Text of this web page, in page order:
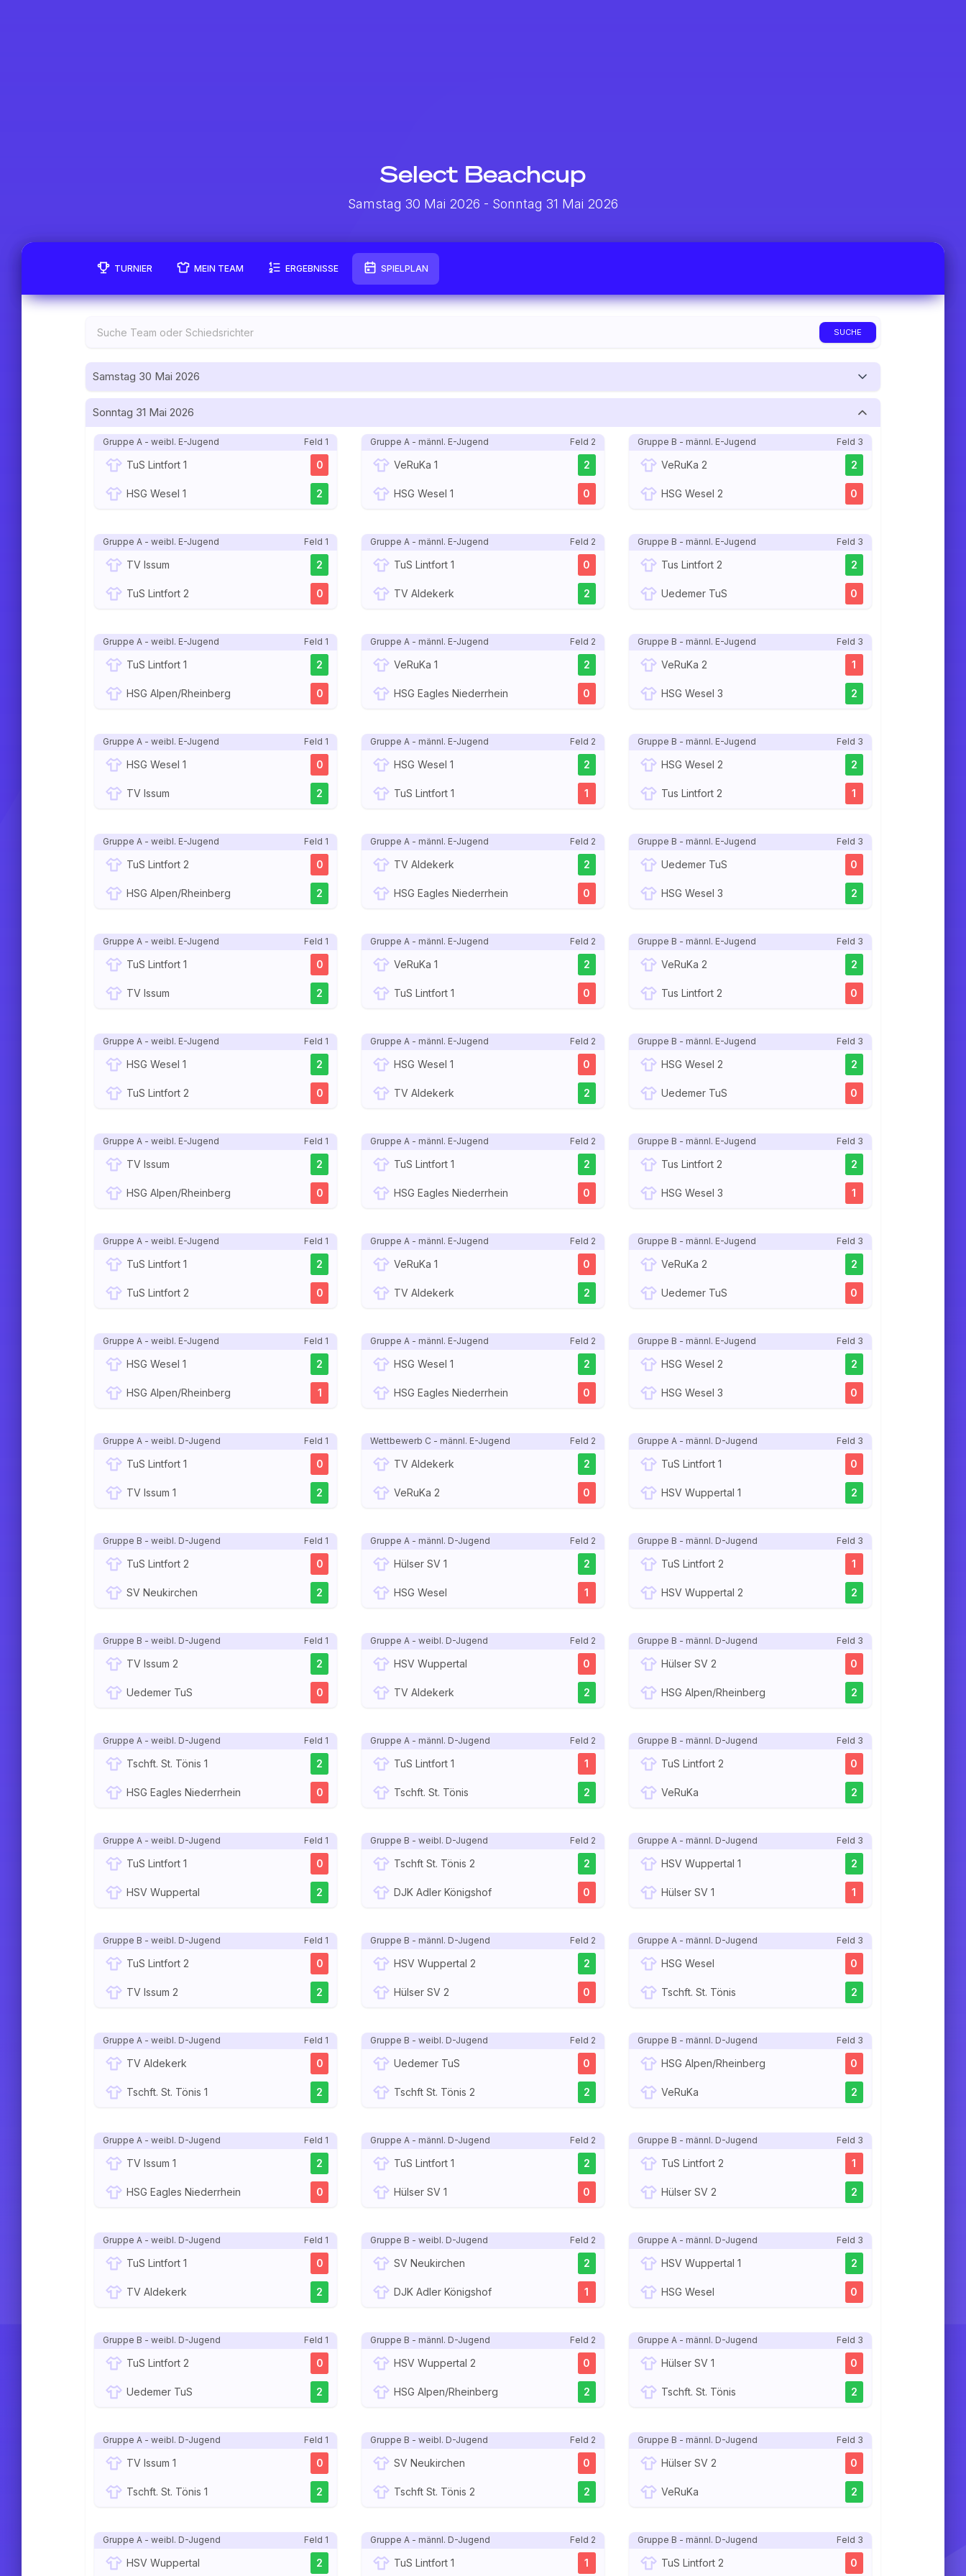
Select Beachcup
Samstag 30 Mai 2026 - Sonntag 31 Mai 2026
TURNIER MEIN TEAM ERGEBNISSE SPIELPLAN
SUCHE
Samstag 30 Mai 2026
Sonntag 31 Mai 2026
Gruppe A - weibl. E-Jugend Feld 1
TuS Lintfort 1 0
HSG Wesel 1 2
Gruppe A - männl. E-Jugend Feld 2
VeRuKa 1 2
HSG Wesel 1 0
Gruppe B - männl. E-Jugend Feld 3
VeRuKa 2 2
HSG Wesel 2 0
Gruppe A - weibl. E-Jugend Feld 1
TV Issum 2
TuS Lintfort 2 0
Gruppe A - männl. E-Jugend Feld 2
TuS Lintfort 1 0
TV Aldekerk 2
Gruppe B - männl. E-Jugend Feld 3
Tus Lintfort 2 2
Uedemer TuS 0
Gruppe A - weibl. E-Jugend Feld 1
TuS Lintfort 1 2
HSG Alpen/Rheinberg 0
Gruppe A - männl. E-Jugend Feld 2
VeRuKa 1 2
HSG Eagles Niederrhein 0
Gruppe B - männl. E-Jugend Feld 3
VeRuKa 2 1
HSG Wesel 3 2
Gruppe A - weibl. E-Jugend Feld 1
HSG Wesel 1 0
TV Issum 2
Gruppe A - männl. E-Jugend Feld 2
HSG Wesel 1 2
TuS Lintfort 1 1
Gruppe B - männl. E-Jugend Feld 3
HSG Wesel 2 2
Tus Lintfort 2 1
Gruppe A - weibl. E-Jugend Feld 1
TuS Lintfort 2 0
HSG Alpen/Rheinberg 2
Gruppe A - männl. E-Jugend Feld 2
TV Aldekerk 2
HSG Eagles Niederrhein 0
Gruppe B - männl. E-Jugend Feld 3
Uedemer TuS 0
HSG Wesel 3 2
Gruppe A - weibl. E-Jugend Feld 1
TuS Lintfort 1 0
TV Issum 2
Gruppe A - männl. E-Jugend Feld 2
VeRuKa 1 2
TuS Lintfort 1 0
Gruppe B - männl. E-Jugend Feld 3
VeRuKa 2 2
Tus Lintfort 2 0
Gruppe A - weibl. E-Jugend Feld 1
HSG Wesel 1 2
TuS Lintfort 2 0
Gruppe A - männl. E-Jugend Feld 2
HSG Wesel 1 0
TV Aldekerk 2
Gruppe B - männl. E-Jugend Feld 3
HSG Wesel 2 2
Uedemer TuS 0
Gruppe A - weibl. E-Jugend Feld 1
TV Issum 2
HSG Alpen/Rheinberg 0
Gruppe A - männl. E-Jugend Feld 2
TuS Lintfort 1 2
HSG Eagles Niederrhein 0
Gruppe B - männl. E-Jugend Feld 3
Tus Lintfort 2 2
HSG Wesel 3 1
Gruppe A - weibl. E-Jugend Feld 1
TuS Lintfort 1 2
TuS Lintfort 2 0
Gruppe A - männl. E-Jugend Feld 2
VeRuKa 1 0
TV Aldekerk 2
Gruppe B - männl. E-Jugend Feld 3
VeRuKa 2 2
Uedemer TuS 0
Gruppe A - weibl. E-Jugend Feld 1
HSG Wesel 1 2
HSG Alpen/Rheinberg 1
Gruppe A - männl. E-Jugend Feld 2
HSG Wesel 1 2
HSG Eagles Niederrhein 0
Gruppe B - männl. E-Jugend Feld 3
HSG Wesel 2 2
HSG Wesel 3 0
Gruppe A - weibl. D-Jugend Feld 1
TuS Lintfort 1 0
TV Issum 1 2
Wettbewerb C - männl. E-Jugend Feld 2
TV Aldekerk 2
VeRuKa 2 0
Gruppe A - männl. D-Jugend Feld 3
TuS Lintfort 1 0
HSV Wuppertal 1 2
Gruppe B - weibl. D-Jugend Feld 1
TuS Lintfort 2 0
SV Neukirchen 2
Gruppe A - männl. D-Jugend Feld 2
Hülser SV 1 2
HSG Wesel 1
Gruppe B - männl. D-Jugend Feld 3
TuS Lintfort 2 1
HSV Wuppertal 2 2
Gruppe B - weibl. D-Jugend Feld 1
TV Issum 2 2
Uedemer TuS 0
Gruppe A - weibl. D-Jugend Feld 2
HSV Wuppertal 0
TV Aldekerk 2
Gruppe B - männl. D-Jugend Feld 3
Hülser SV 2 0
HSG Alpen/Rheinberg 2
Gruppe A - weibl. D-Jugend Feld 1
Tschft. St. Tönis 1 2
HSG Eagles Niederrhein 0
Gruppe A - männl. D-Jugend Feld 2
TuS Lintfort 1 1
Tschft. St. Tönis 2
Gruppe B - männl. D-Jugend Feld 3
TuS Lintfort 2 0
VeRuKa 2
Gruppe A - weibl. D-Jugend Feld 1
TuS Lintfort 1 0
HSV Wuppertal 2
Gruppe B - weibl. D-Jugend Feld 2
Tschft St. Tönis 2 2
DJK Adler Königshof 0
Gruppe A - männl. D-Jugend Feld 3
HSV Wuppertal 1 2
Hülser SV 1 1
Gruppe B - weibl. D-Jugend Feld 1
TuS Lintfort 2 0
TV Issum 2 2
Gruppe B - männl. D-Jugend Feld 2
HSV Wuppertal 2 2
Hülser SV 2 0
Gruppe A - männl. D-Jugend Feld 3
HSG Wesel 0
Tschft. St. Tönis 2
Gruppe A - weibl. D-Jugend Feld 1
TV Aldekerk 0
Tschft. St. Tönis 1 2
Gruppe B - weibl. D-Jugend Feld 2
Uedemer TuS 0
Tschft St. Tönis 2 2
Gruppe B - männl. D-Jugend Feld 3
HSG Alpen/Rheinberg 0
VeRuKa 2
Gruppe A - weibl. D-Jugend Feld 1
TV Issum 1 2
HSG Eagles Niederrhein 0
Gruppe A - männl. D-Jugend Feld 2
TuS Lintfort 1 2
Hülser SV 1 0
Gruppe B - männl. D-Jugend Feld 3
TuS Lintfort 2 1
Hülser SV 2 2
Gruppe A - weibl. D-Jugend Feld 1
TuS Lintfort 1 0
TV Aldekerk 2
Gruppe B - weibl. D-Jugend Feld 2
SV Neukirchen 2
DJK Adler Königshof 1
Gruppe A - männl. D-Jugend Feld 3
HSV Wuppertal 1 2
HSG Wesel 0
Gruppe B - weibl. D-Jugend Feld 1
TuS Lintfort 2 0
Uedemer TuS 2
Gruppe B - männl. D-Jugend Feld 2
HSV Wuppertal 2 0
HSG Alpen/Rheinberg 2
Gruppe A - männl. D-Jugend Feld 3
Hülser SV 1 0
Tschft. St. Tönis 2
Gruppe A - weibl. D-Jugend Feld 1
TV Issum 1 0
Tschft. St. Tönis 1 2
Gruppe B - weibl. D-Jugend Feld 2
SV Neukirchen 0
Tschft St. Tönis 2 2
Gruppe B - männl. D-Jugend Feld 3
Hülser SV 2 0
VeRuKa 2
Gruppe A - weibl. D-Jugend Feld 1
HSV Wuppertal 2
Gruppe A - männl. D-Jugend Feld 2
TuS Lintfort 1 1
Gruppe B - männl. D-Jugend Feld 3
TuS Lintfort 2 0